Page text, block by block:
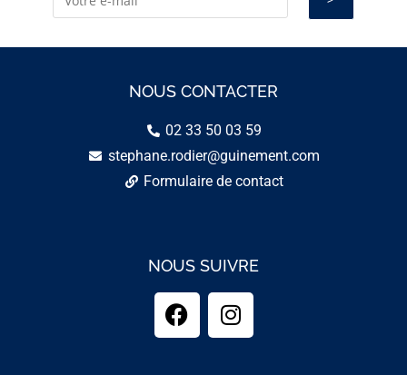
NOUS CONTACTER
02 33 50 03 59
stephane.rodier@guinement.com
Formulaire de contact
NOUS SUIVRE